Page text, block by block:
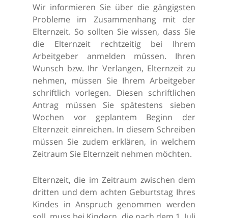
Wir informieren Sie über die gängigsten
Probleme im Zusammenhang mit der
Elternzeit. So sollten Sie wissen, dass Sie
die Elternzeit rechtzeitig bei Ihrem
Arbeitgeber anmelden müssen. Ihren
Wunsch bzw. Ihr Verlangen, Elternzeit zu
nehmen, müssen Sie Ihrem Arbeitgeber
schriftlich vorlegen. Diesen schriftlichen
Antrag müssen Sie spätestens sieben
Wochen vor geplantem Beginn der
Elternzeit einreichen. In diesem Schreiben
müssen Sie zudem erklären, in welchem
Zeitraum Sie Elternzeit nehmen möchten.
Elternzeit, die im Zeitraum zwischen dem
dritten und dem achten Geburtstag Ihres
Kindes in Anspruch genommen werden